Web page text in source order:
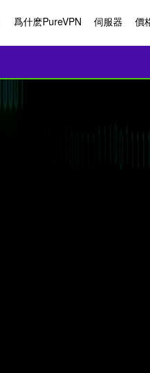
爲什麽PureVPN 伺服器 價